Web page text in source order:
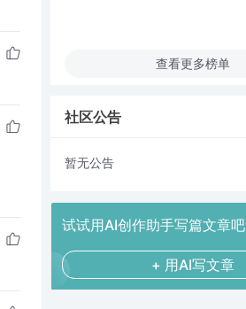
查看更多榜单
社区公告
暂无公告
试试用AI创作助手写篇文章吧
+ 用AI写文章